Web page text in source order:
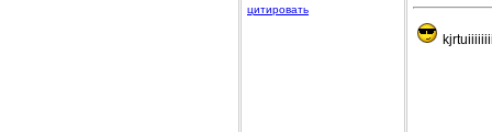
цитировать